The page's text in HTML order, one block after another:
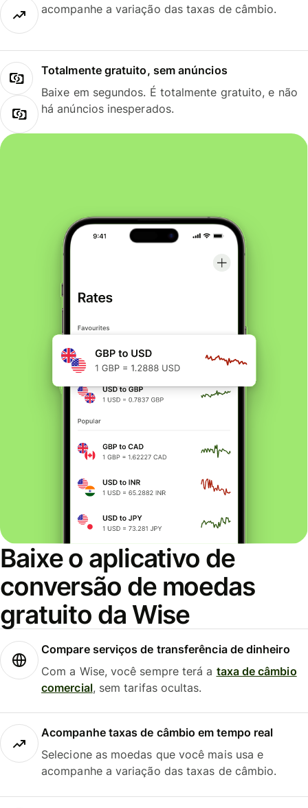
acompanhe a variação das taxas de câmbio.
Totalmente gratuito, sem anúncios
Baixe em segundos. É totalmente gratuito, e não
há anúncios inesperados.
Baixe o aplicativo de
conversão de moedas
gratuito da Wise
Compare serviços de transferência de dinheiro
Com a Wise, você sempre terá a taxa de câmbio
comercial, sem tarifas ocultas.
Acompanhe taxas de câmbio em tempo real
Selecione as moedas que você mais usa e
acompanhe a variação das taxas de câmbio.